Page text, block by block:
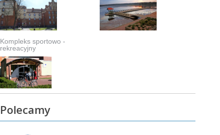
Kompleks sportowo -
rekreacyjny
Polecamy